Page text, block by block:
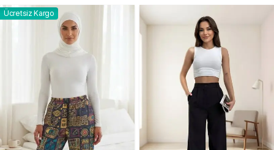
Ücretsiz Kargo